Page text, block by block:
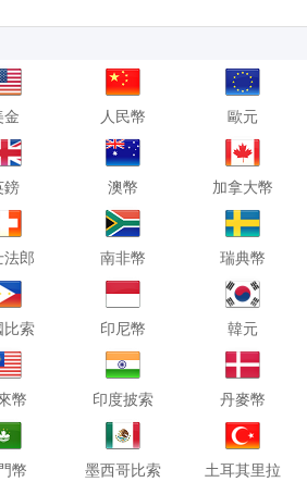
金 人民幣 歐元
鎊 澳幣 加拿大幣
法郎 南非幣 瑞典幣
比索 印尼幣 韓元
幣 印度披索 丹麥幣
幣 墨西哥比索 土耳其里拉